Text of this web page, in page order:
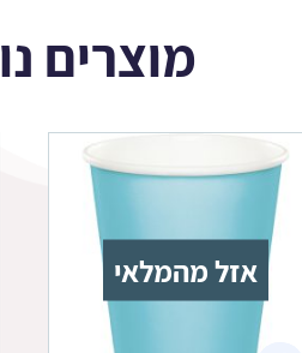
מוצרים
אזל מהמלאי